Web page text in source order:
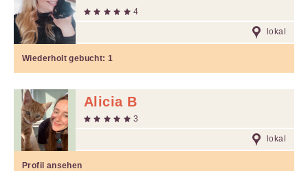
4
lokal
Wiederholt gebucht:1
Alicia B
3
lokal
Profil ansehen